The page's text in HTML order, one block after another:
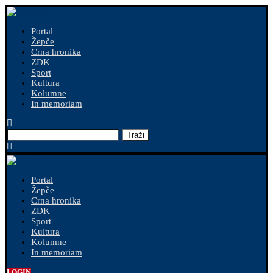
Portal
Žepče
Crna hronika
ZDK
Sport
Kultura
Kolumne
In memoriam
Traži
Portal
Žepče
Crna hronika
ZDK
Sport
Kultura
Kolumne
In memoriam